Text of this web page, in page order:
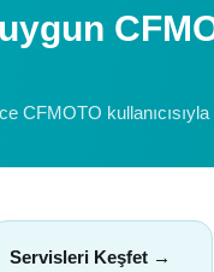
CFMOTO kullanıcısıyla
Servisleri Keşfet →